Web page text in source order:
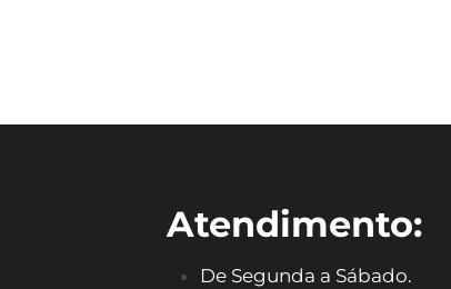
Atendimento:
De Segunda a Sábado.